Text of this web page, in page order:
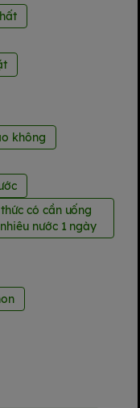
không
có cần uống
nước 1 ngày